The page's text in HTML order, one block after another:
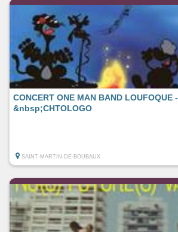
CONCERT ONE MAN BAND LOUFOQUE -
&nbsp;CHTOLOGO
SAINT-MARTIN-DE-BOUBAUX